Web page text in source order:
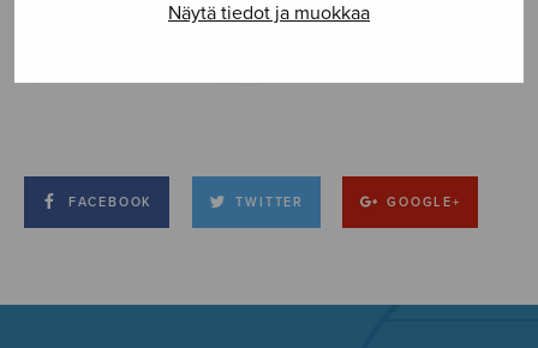
Näytä tiedot ja muokkaa
FACEBOOK TWITTER GOOGLE+